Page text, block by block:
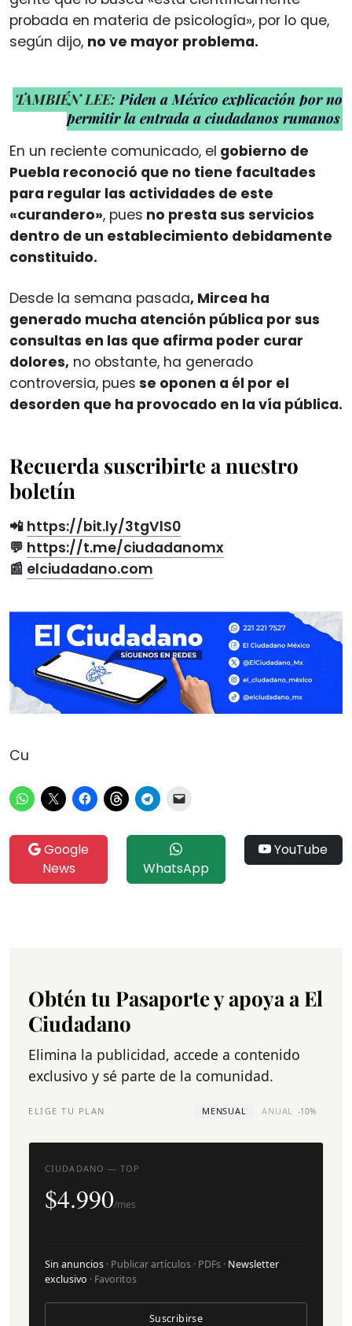
probada en materia de psicología», por lo que,
según dijo, no ve mayor problema.
TAMBIÉN LEE:Piden a México explicación por no
permitir la entrada a ciudadanos rumanos
En un reciente comunicado, el gobierno de
Puebla reconoció que no tiene facultades
para regular las actividades de este
«curandero», pues no presta sus servicios
dentro de un establecimiento debidamente
constituido.
Desde la semana pasada, Mircea ha
generado mucha atención pública por sus
consultas en las que afirma poder curar
dolores, no obstante, ha generado
controversia, pues se oponen a él por el
desorden que ha provocado en la vía pública.
Recuerda suscribirte a nuestro
boletín
📲 https://bit.ly/3tgVlS0
💬 https://t.me/ciudadanomx
📰 elciudadano.com
Cu
Google
News
WhatsApp
YouTube
Obtén tu Pasaporte y apoya a El
Ciudadano
Elimina la publicidad, accede a contenido
exclusivo y sé parte de la comunidad.
ELIGE TU PLAN MENSUAL ANUAL -10%
CIUDADANO — TOP
$4.990/mes
Sin anuncios · Publicar artículos · PDFs · Newsletter
exclusivo · Favoritos
Suscribirse